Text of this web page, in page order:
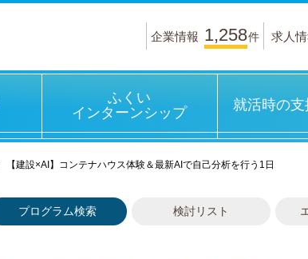
ふくい
インターンシップ
就活時の
企業情報 1,258件 求人
【建設×AI】コンテナハウス体験＆最新AIで自己分析を行う1日
プログラム検索 検討リスト